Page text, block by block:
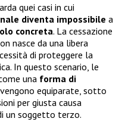
quei casi in cui
diventa impossibile a
concreta. La cessazione
nasce da una libera
di proteggere la
In questo scenario, le
una forma di
equiparate, sotto
per giusta causa
un soggetto terzo.